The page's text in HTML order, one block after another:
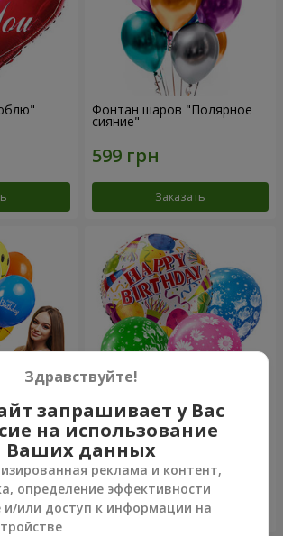
Фонтан шаров "Полярное
сияние"
Заказать
-
Микс гелиевых шариков
"Поздравление!"
Заказать
Здравствуйте!
запрашивает у Вас
на использование
Ваших данных
реклама и контент,
определение эффективности
и/или доступ к информации на